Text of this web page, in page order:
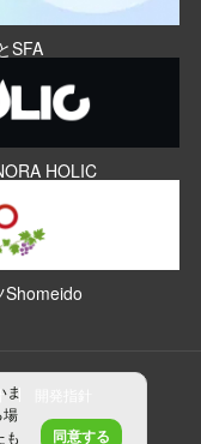
SFA
HOLIC
Shomeido
ま
場
も
同意する